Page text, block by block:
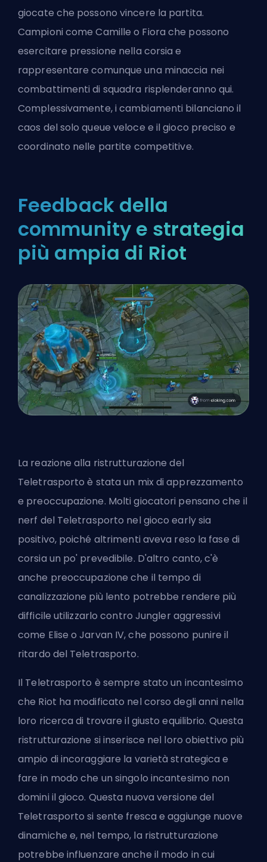
giocate che possono vincere la partita.
Campioni come Camille o Fiora che possono
esercitare pressione nella corsia e
rappresentare comunque una minaccia nei
combattimenti di squadra risplenderanno qui.
Complessivamente, i cambiamenti bilanciano il
caos del solo queue veloce e il gioco preciso e
coordinato nelle partite competitive.
Feedback della
community e strategia
più ampia di Riot
La reazione alla ristrutturazione del
Teletrasporto è stata un mix di apprezzamento
e preoccupazione. Molti giocatori pensano che il
nerf del Teletrasporto nel gioco early sia
positivo, poiché altrimenti aveva reso la fase di
corsia un po' prevedibile. D'altro canto, c'è
anche preoccupazione che il tempo di
canalizzazione più lento potrebbe rendere più
difficile utilizzarlo contro Jungler aggressivi
come Elise o Jarvan IV, che possono punire il
ritardo del Teletrasporto.
Il Teletrasporto è sempre stato un incantesimo
che Riot ha modificato nel corso degli anni nella
loro ricerca di trovare il giusto equilibrio. Questa
ristrutturazione si inserisce nel loro obiettivo più
ampio di incoraggiare la varietà strategica e
fare in modo che un singolo incantesimo non
domini il gioco. Questa nuova versione del
Teletrasporto si sente fresca e aggiunge nuove
dinamiche e, nel tempo, la ristrutturazione
potrebbe influenzare anche il modo in cui